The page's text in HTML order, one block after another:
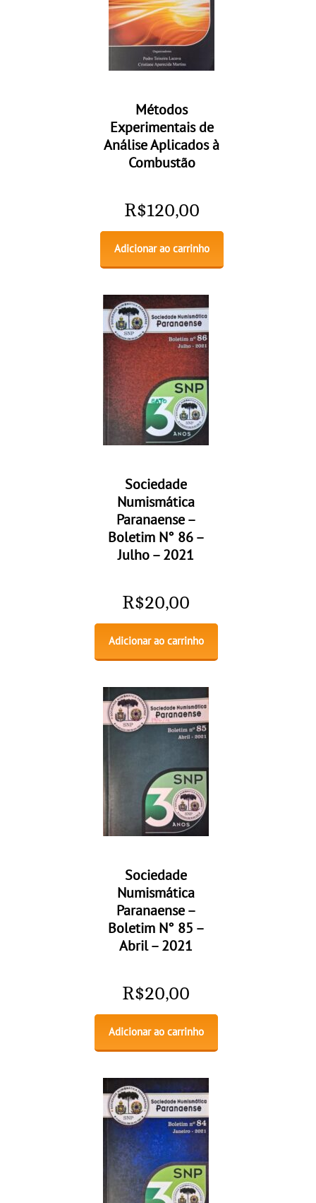
Métodos
Experimentais de
Análise Aplicados à
Combustão
R$120,00
Adicionar ao carrinho
Sociedade
Numismática
Paranaense –
Boletim N° 86 –
Julho – 2021
R$20,00
Adicionar ao carrinho
Sociedade
Numismática
Paranaense –
Boletim N° 85 –
Abril – 2021
R$20,00
Adicionar ao carrinho